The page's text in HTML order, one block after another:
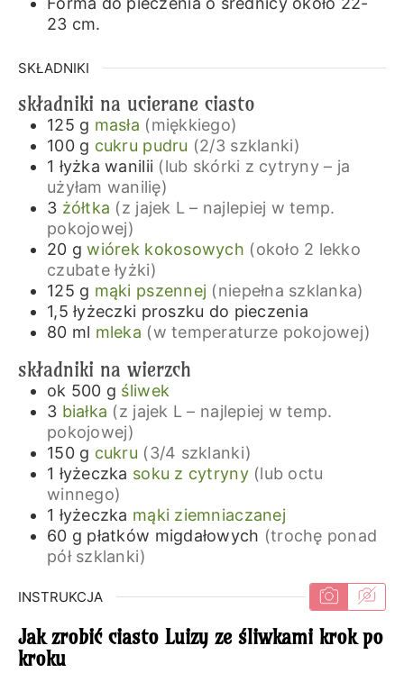
23 cm.
SKŁADNIKI
składniki na ucierane ciasto
125 g masła (miękkiego)
100 g cukru pudru (2/3 szklanki)
1 łyżka wanilii (lub skórki z cytryny – ja
użyłam wanilię)
3 żółtka (z jajek L – najlepiej w temp.
pokojowej)
20 g wiórek kokosowych (około 2 lekko
czubate łyżki)
125 g mąki pszennej (niepełna szklanka)
1,5 łyżeczki proszku do pieczenia
80 ml mleka (w temperaturze pokojowej)
składniki na wierzch
ok 500 g śliwek
3 białka (z jajek L – najlepiej w temp.
pokojowej)
150 g cukru (3/4 szklanki)
1 łyżeczka soku z cytryny (lub octu
winnego)
1 łyżeczka mąki ziemniaczanej
60 g płatków migdałowych (trochę ponad
pół szklanki)
INSTRUKCJA
Jak zrobić ciasto Luizy ze śliwkami krok po
kroku